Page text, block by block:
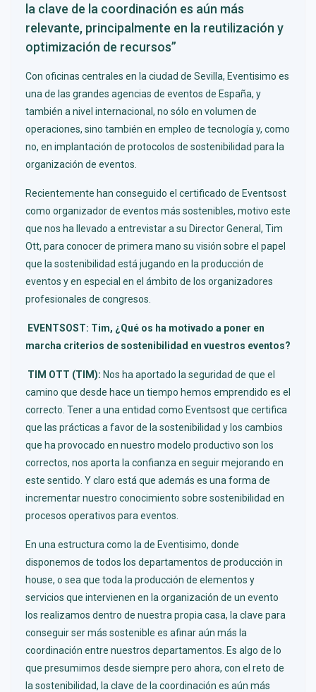
la clave de la coordinación es aún más
relevante, principalmente en la reutilización y
optimización de recursos”
Con oficinas centrales en la ciudad de Sevilla, Eventisimo es
una de las grandes agencias de eventos de España, y
también a nivel internacional, no sólo en volumen de
operaciones, sino también en empleo de tecnología y, como
no, en implantación de protocolos de sostenibilidad para la
organización de eventos.
Recientemente han conseguido el certificado de Eventsost
como organizador de eventos más sostenibles, motivo este
que nos ha llevado a entrevistar a su Director General, Tim
Ott, para conocer de primera mano su visión sobre el papel
que la sostenibilidad está jugando en la producción de
eventos y en especial en el ámbito de los organizadores
profesionales de congresos.
EVENTSOST: Tim, ¿Qué os ha motivado a poner en
marcha criterios de sostenibilidad en vuestros eventos?
TIM OTT (TIM): Nos ha aportado la seguridad de que el
camino que desde hace un tiempo hemos emprendido es el
correcto. Tener a una entidad como Eventsost que certifica
que las prácticas a favor de la sostenibilidad y los cambios
que ha provocado en nuestro modelo productivo son los
correctos, nos aporta la confianza en seguir mejorando en
este sentido. Y claro está que además es una forma de
incrementar nuestro conocimiento sobre sostenibilidad en
procesos operativos para eventos.
En una estructura como la de Eventisimo, donde
disponemos de todos los departamentos de producción in
house, o sea que toda la producción de elementos y
servicios que intervienen en la organización de un evento
los realizamos dentro de nuestra propia casa, la clave para
conseguir ser más sostenible es afinar aún más la
coordinación entre nuestros departamentos. Es algo de lo
que presumimos desde siempre pero ahora, con el reto de
la sostenibilidad, la clave de la coordinación es aún más